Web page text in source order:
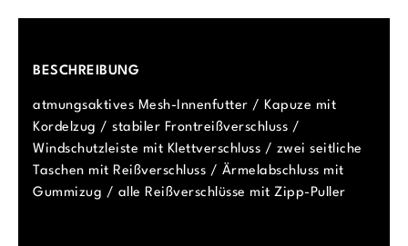
BESCHREIBUNG
atmungsaktives Mesh-Innenfutter / Kapuze mit
Kordelzug / stabiler Frontreißverschluss /
Windschutzleiste mit Klettverschluss / zwei seitliche
Taschen mit Reißverschluss / Ärmelabschluss mit
Gummizug / alle Reißverschlüsse mit Zipp-Puller